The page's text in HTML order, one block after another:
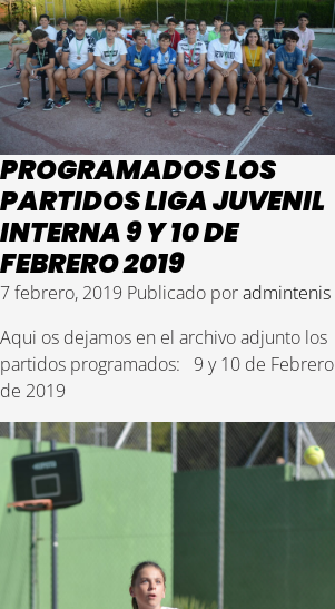
PROGRAMADOS LOS
PARTIDOS LIGA JUVENIL
INTERNA 9 Y 10 DE
FEBRERO 2019
7 febrero, 2019 Publicado poradmintenis
Aqui os dejamos en el archivo adjunto los
partidos programados: 9 y 10 de Febrero
de 2019